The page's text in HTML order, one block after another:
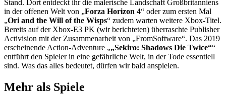
Stand. Dort entdeckt ihr die malerische Landschaft Großbritanniens
in der offenen Welt von „Forza Horizon 4“ oder zum ersten Mal
„Ori and the Will of the Wisps“ zudem warten weitere Xbox-Titel.
Bereits auf der Xbox-E3 PK (wir berichteten) überraschte Publisher
Activision mit der Zusammenarbeit von „FromSoftware“. Das 2019
erscheinende Action-Adventure „„Sekiro: Shadows Die Twice““
entführt den Spieler in eine gefährliche Welt, in der Tode essentiell
sind. Was das alles bedeutet, dürfen wir bald anspielen.
Mehr als Spiele